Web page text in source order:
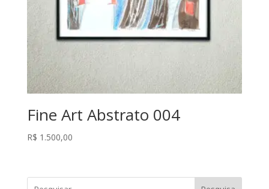
Fine Art Abstrato 004
R$ 1.500,00